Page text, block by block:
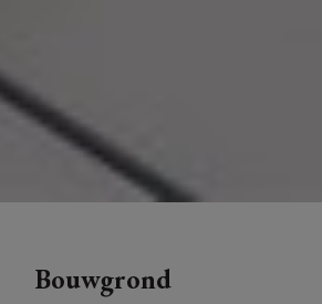
Bouwgrond